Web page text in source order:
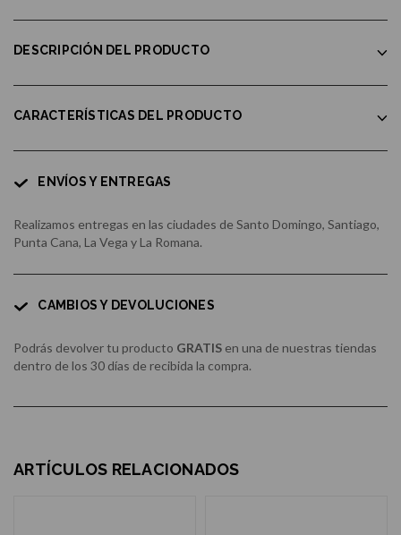
DESCRIPCIÓN DEL PRODUCTO
CARACTERÍSTICAS DEL PRODUCTO
ENVÍOS Y ENTREGAS
Realizamos entregas en las ciudades de Santo Domingo, Santiago,
Punta Cana, La Vega y La Romana.
CAMBIOS Y DEVOLUCIONES
Podrás devolver tu producto GRATIS en una de nuestras tiendas
dentro de los 30 días de recibida la compra.
ARTÍCULOS RELACIONADOS